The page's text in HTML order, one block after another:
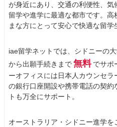
が身近にあり、交通の利便性、
留学や進学に最適な都市です。
まな方にとって安心で快適な留学
iae留学ネットでは、シドニーの
から出願手続きまで 無料 でサポ
ーオフィスには日本人カウンセ
の銀行口座開設や携帯電話の契
トも万全にサポート。
オーストラリア・シドニー進学を